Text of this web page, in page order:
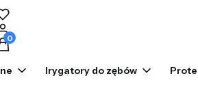
w koszyku: 0. Zobacz szczegóły
Irygatory do zębów